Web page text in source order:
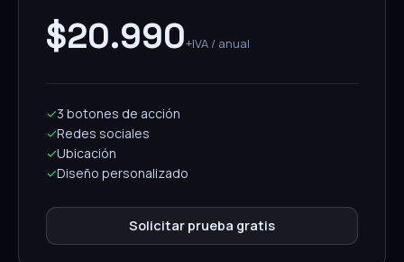
$20.990+IVA / anual
✓3 botones de acción
✓Redes sociales
✓Ubicación
✓Diseño personalizado
Solicitar prueba gratis